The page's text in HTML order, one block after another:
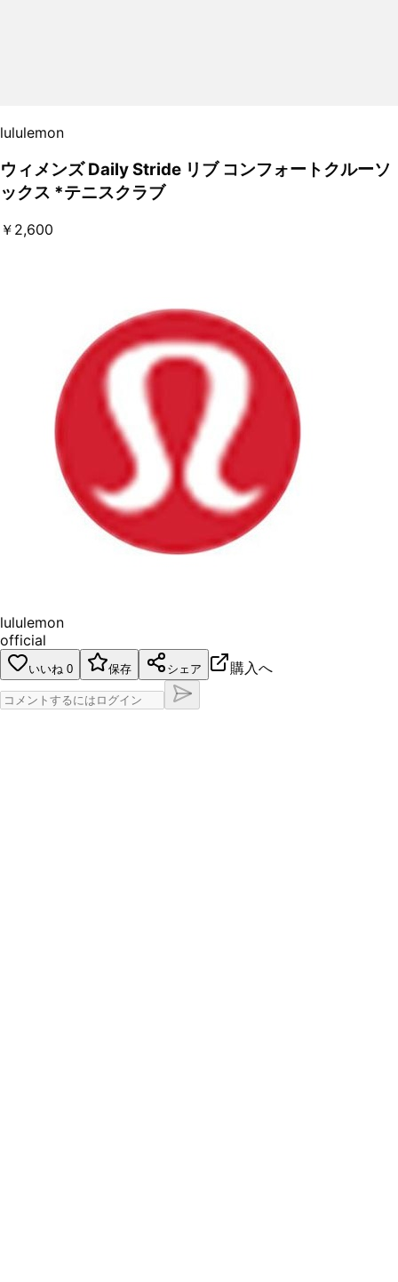
lululemon
ウィメンズ Daily Stride リブ コンフォートクルーソ
ックス *テニスクラブ
￥2,600
lululemon
official
いいね 0 保存 シェア 購入へ